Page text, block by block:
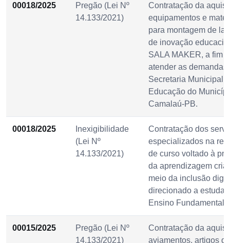
00018/2025
Pregão (Lei Nº
14.133/2021)
Contratação da
equipamentos e
para montagem de
de inovação
SALA MAKER, a fim
atender as demandas
Secretaria Municipal
Educação do
Camalaú-PB.
00018/2025
Inexigibilidade
(Lei Nº
14.133/2021)
Contratação dos
especializados na
de curso voltado à
da aprendizagem
meio da inclusão
direcionado a
Ensino Fundamental
00015/2025
Pregão (Lei Nº
14.133/2021)
Contratação da
aviamentos, artigos de